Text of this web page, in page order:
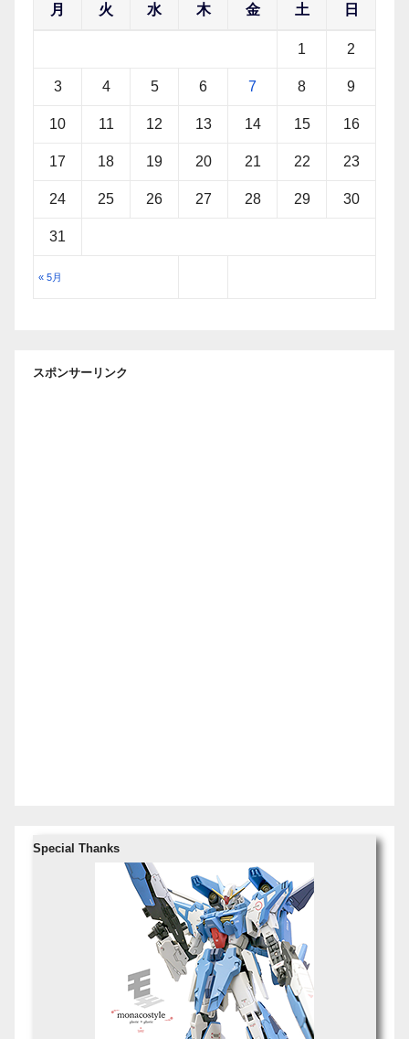
月 火 水 木 金 土 日
« 5月
1 2
3 4 5 6 7 8 9
10 11 12 13 14 15 16
17 18 19 20 21 22 23
24 25 26 27 28 29 30
31
スポンサーリンク
Special Thanks